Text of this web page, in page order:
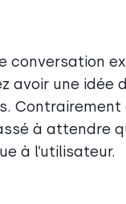
conversation
avoir une idée
Contrairement
à attendre
à l’utilisateur.